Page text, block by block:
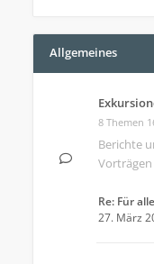
Allgemeines
8 Themen
Berichte
Re: Für
27. März